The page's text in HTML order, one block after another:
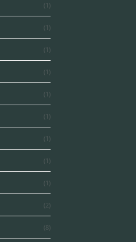
(1)
(1)
(1)
(1)
(1)
(1)
(1)
(1)
(1)
(2)
(8)